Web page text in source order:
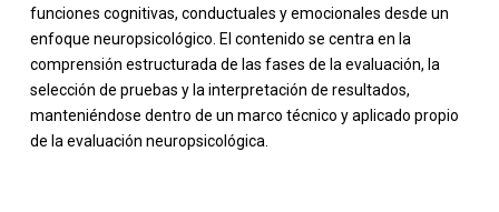
funciones cognitivas, conductuales y emocionales desde un
enfoque neuropsicológico. El contenido se centra en la
comprensión estructurada de las fases de la evaluación, la
selección de pruebas y la interpretación de resultados,
manteniéndose dentro de un marco técnico y aplicado propio
de la evaluación neuropsicológica.
-